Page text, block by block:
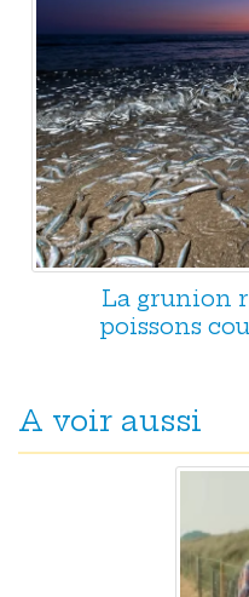
La grunion
poissons
A voir aussi